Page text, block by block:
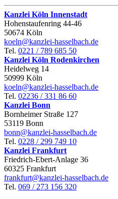
Kanzlei Köln Innenstadt
Hohenstaufen­ring 44‑46
50674 Köln
koeln@kanzlei-hasselbach.de
Tel. 0221 / 789 685 50
Kanzlei Köln Rodenkirchen
Heidelweg 14
50999 Köln
koeln@kanzlei-hasselbach.de
Tel. 02236 / 331 86 60
Kanzlei Bonn
Bornheimer Straße 127
53119 Bonn
bonn@kanzlei-hasselbach.de
Tel. 0228 / 299 749 10
Kanzlei Frankfurt
Friedrich-Ebert-Anlage 36
60325 Frankfurt
frankfurt@kanzlei-hasselbach.de
Tel. 069 / 273 156 320